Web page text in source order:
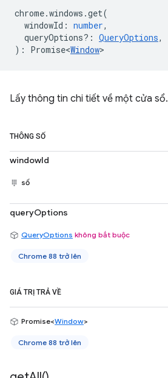
chrome.windows .get(
windowId : number,
queryOptions? : QueryOptions,
) : Promise<Window>
Lấy thông tin chi tiết về một cửa sổ.
THÔNG SỐ
windowId
số
queryOptions
QueryOptions không bắt buộc
Chrome 88 trở lên
GIÁ TRỊ TRẢ VỀ
Promise<Window>
Chrome 88 trở lên